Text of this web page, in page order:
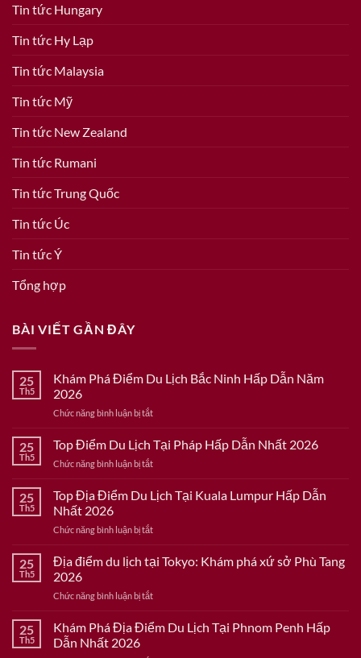
Tin tức Hungary
Tin tức Hy Lạp
Tin tức Malaysia
Tin tức Mỹ
Tin tức New Zealand
Tin tức Rumani
Tin tức Trung Quốc
Tin tức Úc
Tin tức Ý
Tổng hợp
BÀI VIẾT GẦN ĐÂY
25
Th5
Khám Phá Điểm Du Lịch Bắc Ninh Hấp Dẫn Năm
2026
Chức năng bình luận bị tắtở
Phá
Điểm
Du
Bắc
Dẫn
2026
25
Th5
Top Điểm Du Lịch Tại Pháp Hấp Dẫn Nhất 2026
Chức năng bình luận bị tắtở
Điểm
Du
Tại
Hấp
2026
25
Th5
Top Địa Điểm Du Lịch Tại Kuala Lumpur Hấp Dẫn
Nhất 2026
Chức năng bình luận bị tắtở
Địa
Điểm
Lịch
Kuala
25
Th5
Địa điểm du lịch tại Tokyo: Khám phá xứ sở Phù Tang
2026
Chức năng bình luận bị tắtở
điểm
25
Th5
Khám Phá Địa Điểm Du Lịch Tại Phnom Penh Hấp
Dẫn Nhất 2026